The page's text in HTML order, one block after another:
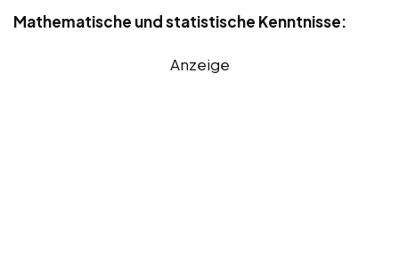
Mathematische und statistische Kenntnisse:
Anzeige